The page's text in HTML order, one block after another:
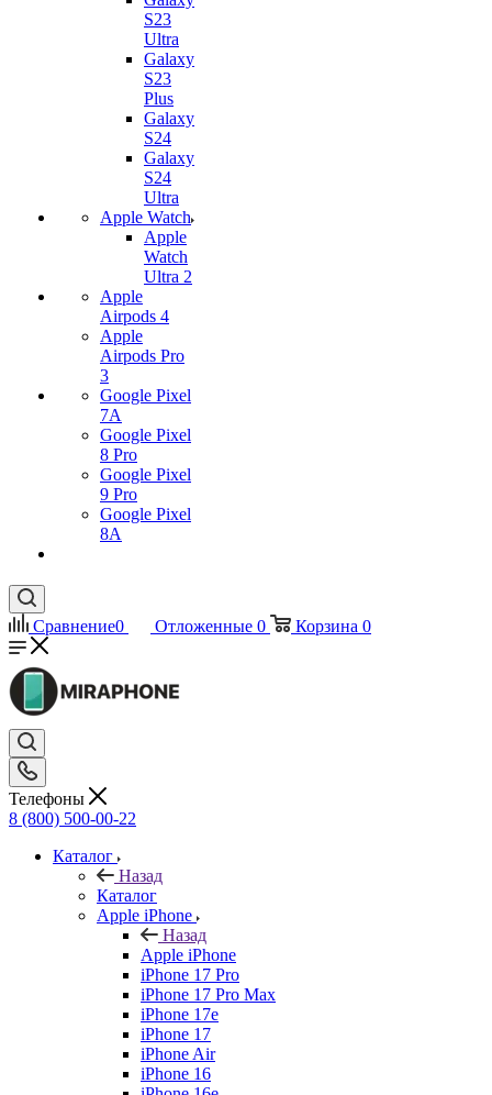
S23
Ultra
Galaxy
S23
Plus
Galaxy
S24
Galaxy
S24
Ultra
Apple Watch
Apple
Watch
Ultra 2
Apple
Airpods 4
Apple
Airpods Pro
3
Google Pixel
7А
Google Pixel
8 Pro
Google Pixel
9 Pro
Google Pixel
8A
Сравнение0 Отложенные 0 Корзина 0
Телефоны
8 (800) 500-00-22
Каталог
Назад
Каталог
Apple iPhone
Назад
Apple iPhone
iPhone 17 Pro
iPhone 17 Pro Max
iPhone 17e
iPhone 17
iPhone Air
iPhone 16